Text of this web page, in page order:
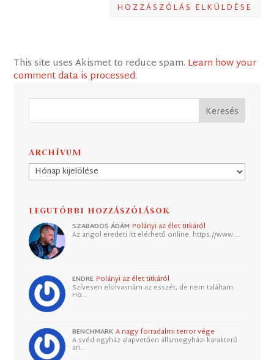
HOZZÁSZÓLÁS ELKÜLDÉSE
This site uses Akismet to reduce spam. Learn how your
comment data is processed.
ARCHÍVUM
Archívum
LEGUTÓBBI HOZZÁSZÓLÁSOK
SZABADOS ÁDÁM Polányi az élet titkáról
Az angol eredeti itt elérhető online: https://www.…
ENDRE Polányi az élet titkáról
Szívesen elolvasnám az esszét, de nem találtam.
Ho…
BENCHMARK A nagy forradalmi terror vége
A svéd egyház alapvetően államegyházi karakterű
an…